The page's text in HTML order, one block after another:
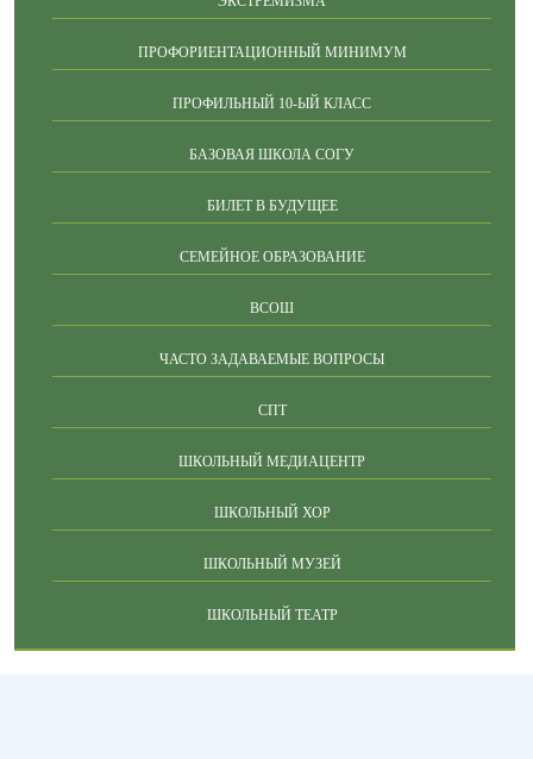
ПРОФОРИЕНТАЦИОННЫЙ МИНИМУМ
ПРОФИЛЬНЫЙ 10-ЫЙ КЛАСС
БАЗОВАЯ ШКОЛА СОГУ
БИЛЕТ В БУДУЩЕЕ
СЕМЕЙНОЕ ОБРАЗОВАНИЕ
ВСОШ
ЧАСТО ЗАДАВАЕМЫЕ ВОПРОСЫ
СПТ
ШКОЛЬНЫЙ МЕДИАЦЕНТР
ШКОЛЬНЫЙ ХОР
ШКОЛЬНЫЙ МУЗЕЙ
ШКОЛЬНЫЙ ТЕАТР